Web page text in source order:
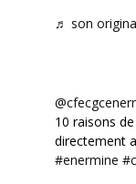
♬ son
10 raisons
directement
#enermine